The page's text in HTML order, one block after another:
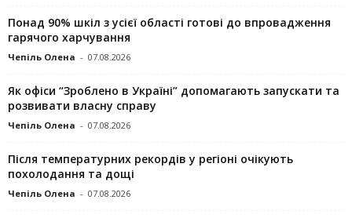
Понад 90% шкіл з усієї області готові до впровадження
гарячого харчування
Чепіль Олена - 07.08.2026
Як офіси “Зроблено в Україні” допомагають запускaти та
розвивати власну справу
Чепіль Олена - 07.08.2026
Після температурних рекордів у регіоні очікують
похолодання та дощі
Чепіль Олена - 07.08.2026